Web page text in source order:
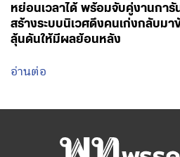
หย่อนเวลาได้ พร้อมจับคู่งานการั
สร้างระบบนิเวศดึงคนเก่งกลับมา
ลุ้นดันให้มีผลย้อนหลัง
อ่านต่อ